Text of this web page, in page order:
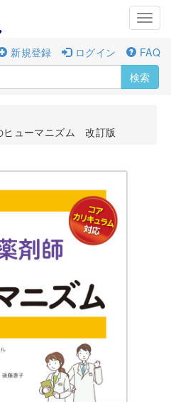
新規登録
ログイン
FAQ
検索
ヒューマニズム 改訂版